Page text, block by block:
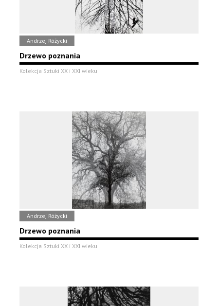
Andrzej Różycki
Drzewo poznania
Kolekcja Sztuki XX i XXI wieku
Andrzej Różycki
Drzewo poznania
Kolekcja Sztuki XX i XXI wieku